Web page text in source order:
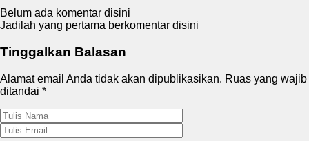
Belum ada komentar disini
Jadilah yang pertama berkomentar disini
Tinggalkan Balasan
Alamat email Anda tidak akan dipublikasikan. Ruas yang wajib
ditandai *